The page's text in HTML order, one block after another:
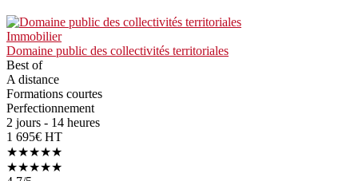
Immobilier
Domaine public des collectivités territoriales
Best of
A distance
Formations courtes
Perfectionnement
2 jours - 14 heures
1 695€ HT
★★★★★
★★★★★